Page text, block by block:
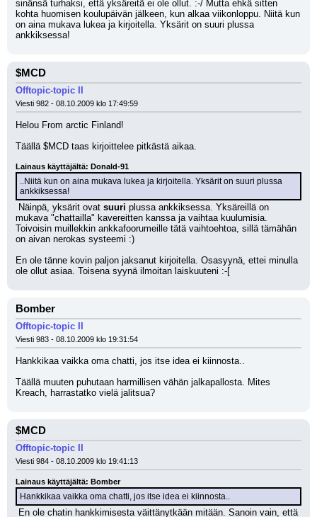
sinänsä turhaksi, että yksäreitä ei ole ollut. :-/ Mutta ehkä sitten
kohta huomisen koulupäivän jälkeen, kun alkaa viikonloppu. Niitä kun
on aina mukava lukea ja kirjoitella. Yksärit on suuri plussa
ankkiksessa!
$MCD
Offtopic-topic II
Viesti 982 - 08.10.2009 klo 17:49:59
Helou From arctic Finland!
Täällä $MCD taas kirjoittelee pitkästä aikaa.
Lainaus käyttäjältä: Donald-91
..Niitä kun on aina mukava lukea ja kirjoitella. Yksärit on suuri plussa
ankkiksessa!
Näinpä, yksärit ovat suuri plussa ankkiksessa. Yksäreillä on
mukava "chattailla" kavereitten kanssa ja vaihtaa kuulumisia.
Toivoisin muillekkin ankkafoorumeille tätä vaihtoehtoa, sillä tämähän
on aivan nerokas systeemi :)
En ole tänne kovin paljon jaksanut kirjoitella. Osasyynä, ettei minulla
ole ollut asiaa. Toisena syynä ilmoitan laiskuuteni :-[
Bomber
Offtopic-topic II
Viesti 983 - 08.10.2009 klo 19:31:54
Hankkikaa vaikka oma chatti, jos itse idea ei kiinnosta..
Täällä muuten puhutaan harmillisen vähän jalkapallosta. Mites
Kreach, harrastatko vielä jalitsua?
$MCD
Offtopic-topic II
Viesti 984 - 08.10.2009 klo 19:41:13
Lainaus käyttäjältä: Bomber
Hankkikaa vaikka oma chatti, jos itse idea ei kiinnosta..